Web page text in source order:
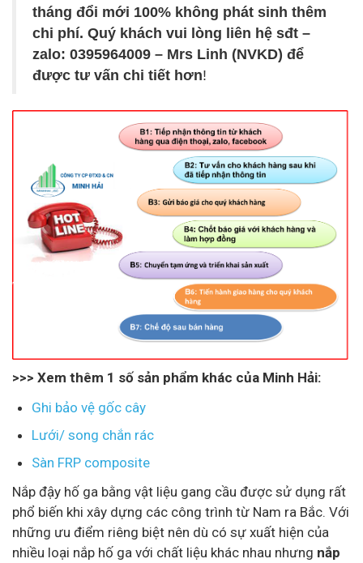
tháng đổi mới 100% không phát sinh thêm
chi phí. Quý khách vui lòng liên hệ sđt –
zalo: 0395964009 – Mrs Linh (NVKD) để
được tư vấn chi tiết hơn!
>>> Xem thêm 1 số sản phẩm khác của Minh Hải:
Ghi bảo vệ gốc cây
Lưới/ song chắn rác
Sàn FRP composite
Nắp đậy hố ga bằng vật liệu gang cầu được sử dụng rất
phổ biến khi xây dựng các công trình từ Nam ra Bắc. Với
những ưu điểm riêng biệt nên dù có sự xuất hiện của
nhiều loại nắp hố ga với chất liệu khác nhau nhưng nắp